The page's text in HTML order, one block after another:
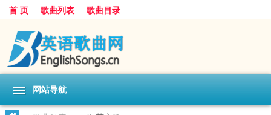
首 页 歌曲列表 歌曲目录
网站导航